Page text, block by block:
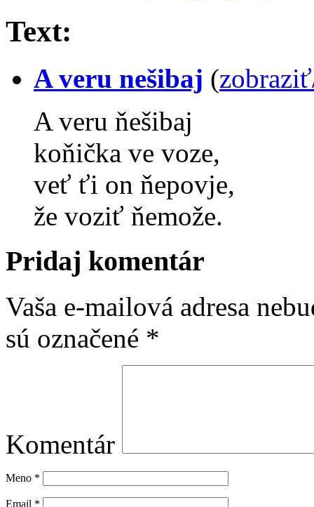
Text:
A veru nešibaj (
A veru ňešibaj
koňička ve voze,
veť ťi on ňepovje,
že voziť ňemože.
Pridaj komentár
Vaša e-mailová adresa
sú označené *
Komentár
Meno *
Email *